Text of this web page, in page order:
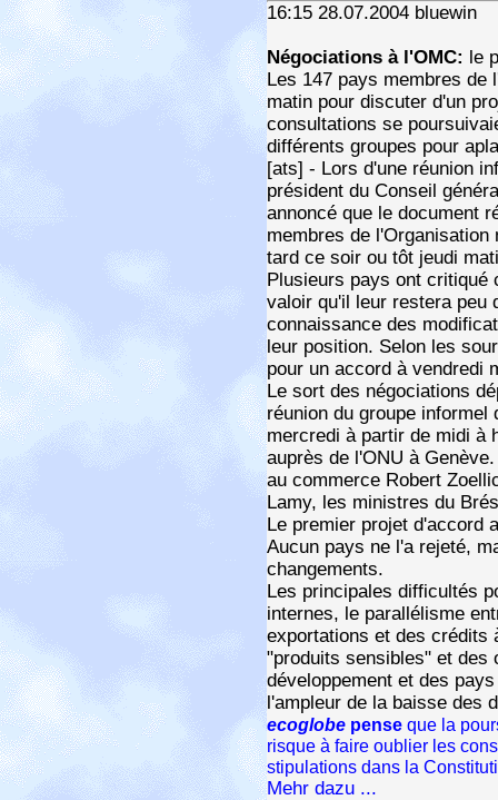
16:15 28.07.2004 bluewin
Négociations à l'OMC: le
Les 147 pays membres de
matin pour discuter d'un
consultations se
différents groupes pour
[ats] - Lors d'une réunion
président du Conseil
annoncé que le document
membres de
tard ce soir ou tôt jeudi
Plusieurs pays ont critiqué
valoir qu'il leur restera peu
connaissance des
leur position. Selon les
pour un accord à vendredi
Le sort des négociations
réunion du groupe
mercredi à partir de midi à
auprès de l'ONU à
au commerce Robert
Lamy, les ministres du
Le premier projet d'accord
Aucun pays ne l'a rejeté,
changements.
Les principales difficultés
internes, le parallélisme
exportations et des crédits
"produits sensibles" et des
développement et des
l'ampleur de la baisse des
ecoglobe pense que la
risque à faire oublier les
stipulations dans la
Mehr dazu ...